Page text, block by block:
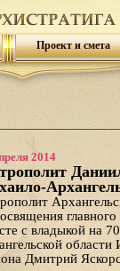
Проект и смета
2014
с владыкой на
области
Дмитрий